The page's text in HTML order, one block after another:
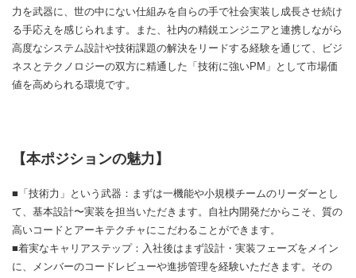
力を武器に、世の中にない仕組みを自らの手で社会実装し成長させ続け
る手応えを感じられます。また、社内の精鋭エンジニアと連携しながら
高度なシステム設計や技術課題の解決をリードする経験を通じて、ビジ
ネスとテクノロジーの双方に精通した「技術に強いPM」として市場価
値を高められる環境です。
【本ポジションの魅力】
■「技術力」という武器：まずは一機能や小規模チームのリーダーとし
て、基本設計〜実装を担当いただきます。自社内開発だからこそ、質の
高いコードとアーキテクチャにこだわることができます。
■着実なキャリアステップ：入社後はまず設計・実装フェーズをメイン
に、メンバーのコードレビューや進捗管理を経験いただきます。その